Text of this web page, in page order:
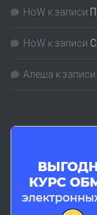
HoW к записи
HoW к записи
Алеша к записи